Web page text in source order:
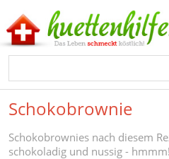
Schokobrownie
Schokobrownies nach diesem
schokoladig und nussig - hmmm!